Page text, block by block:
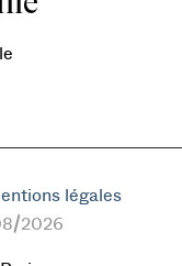
légales
2026